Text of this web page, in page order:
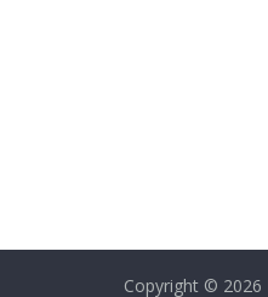
Copyright © 2026